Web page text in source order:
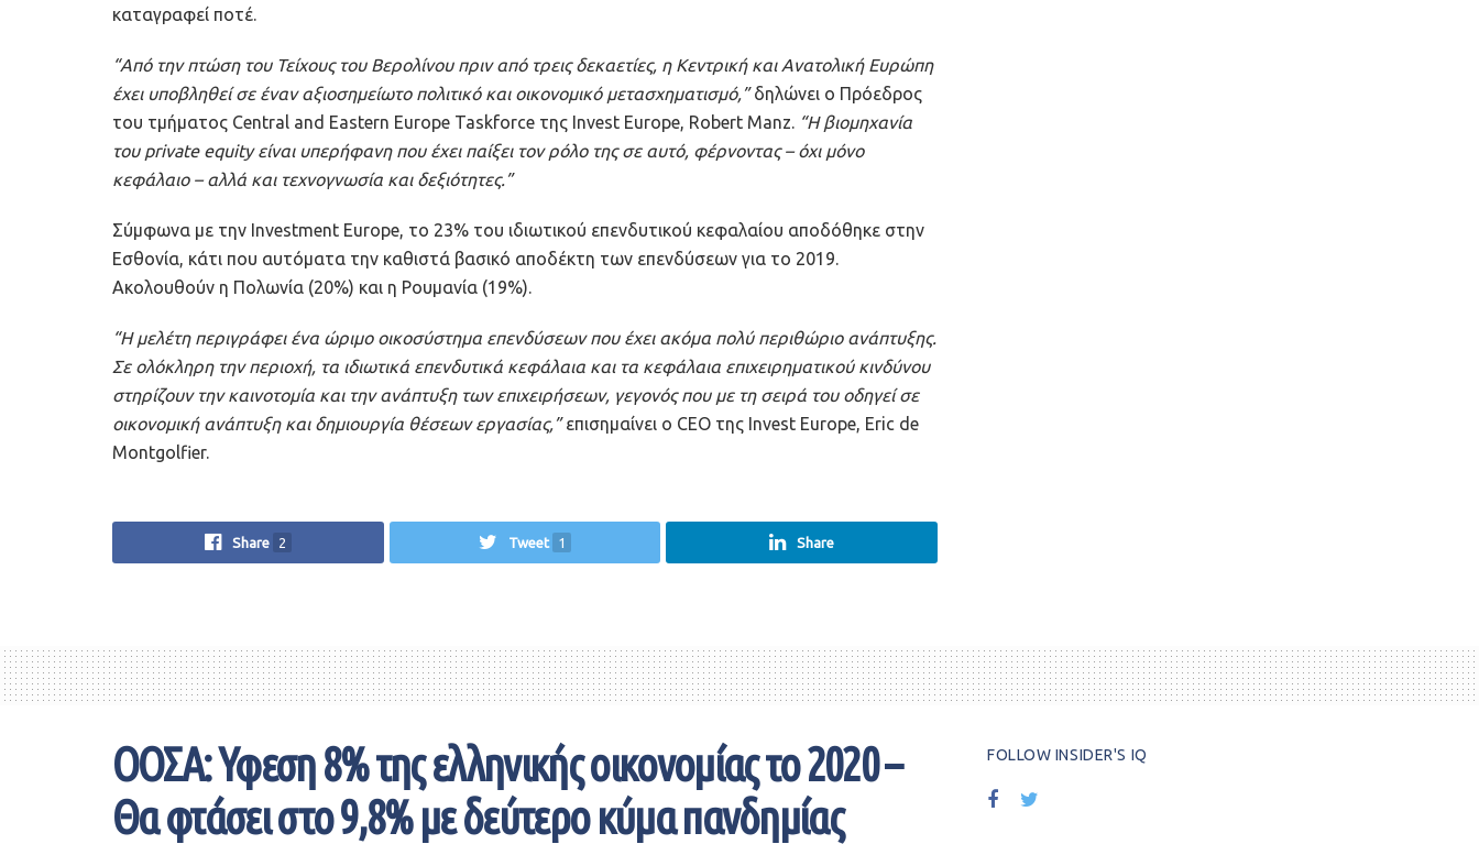
καταγραφεί ποτέ.
“Από την πτώση του Τείχους του Βερολίνου πριν από τρεις δεκαετίες, η Κεντρική και Ανατολική Ευρώπη
έχει υποβληθεί σε έναν αξιοσημείωτο πολιτικό και οικονομικό μετασχηματισμό,”δηλώνει ο Πρόεδρος
του τμήματος Central and Eastern Europe Taskforce της Invest Europe, Robert Manz. “Η βιομηχανία
του private equity είναι υπερήφανη που έχει παίξει τον ρόλο της σε αυτό, φέρνοντας – όχι μόνο
κεφάλαιο – αλλά και τεχνογνωσία και δεξιότητες.”
Σύμφωνα με την Investment Europe, το 23% του ιδιωτικού επενδυτικού κεφαλαίου αποδόθηκε στην
Εσθονία, κάτι που αυτόματα την καθιστά βασικό αποδέκτη των επενδύσεων για το 2019.
Ακολουθούν η Πολωνία (20%) και η Ρουμανία (19%).
“Η μελέτη περιγράφει ένα ώριμο οικοσύστημα επενδύσεων που έχει ακόμα πολύ περιθώριο ανάπτυξης.
Σε ολόκληρη την περιοχή, τα ιδιωτικά επενδυτικά κεφάλαια και τα κεφάλαια επιχειρηματικού κινδύνου
στηρίζουν την καινοτομία και την ανάπτυξη των επιχειρήσεων, γεγονός που με τη σειρά του οδηγεί σε
οικονομική ανάπτυξη και δημιουργία θέσεων εργασίας,”επισημαίνει ο CEO της Invest Europe, Eric de
Montgolfier.
Share 2 Tweet 1 Share
ΟΟΣΑ: Υφεση 8% της ελληνικής οικονομίας το 2020 –
Θα φτάσει στο 9,8% με δεύτερο κύμα πανδημίας
FOLLOW INSIDER'S IQ